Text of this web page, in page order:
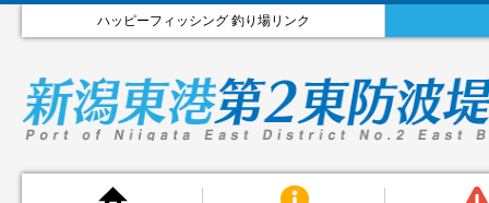
ハッピーフィッシング 釣り場リンク